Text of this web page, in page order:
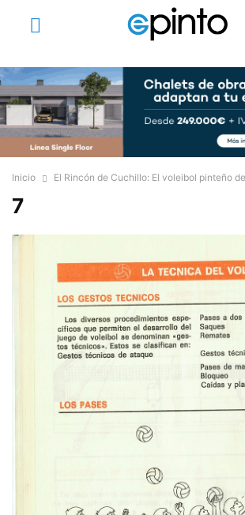
Inicio El Rincón de Cuchillo: El voleibol pinteño
7